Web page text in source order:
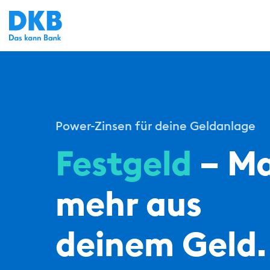
Power-Zinsen für deine Geldanlage
Festgeld –
mehr aus
deinem Geld.